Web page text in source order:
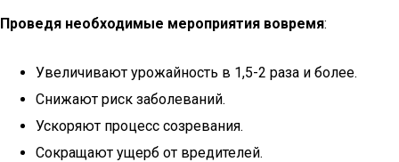
Проведя необходимые мероприятия вовремя:
Увеличивают урожайность в 1,5-2 раза и более.
Снижают риск заболеваний.
Ускоряют процесс созревания.
Сокращают ущерб от вредителей.